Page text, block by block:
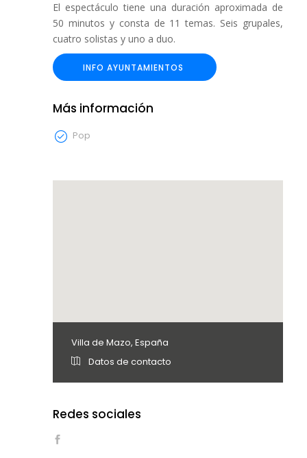
El espectáculo tiene una duración aproximada de
50 minutos y consta de 11 temas. Seis grupales,
cuatro solistas y uno a duo.
INFO AYUNTAMIENTOS
Más información
Pop
Villa de Mazo, España
Datos de contacto
Redes sociales